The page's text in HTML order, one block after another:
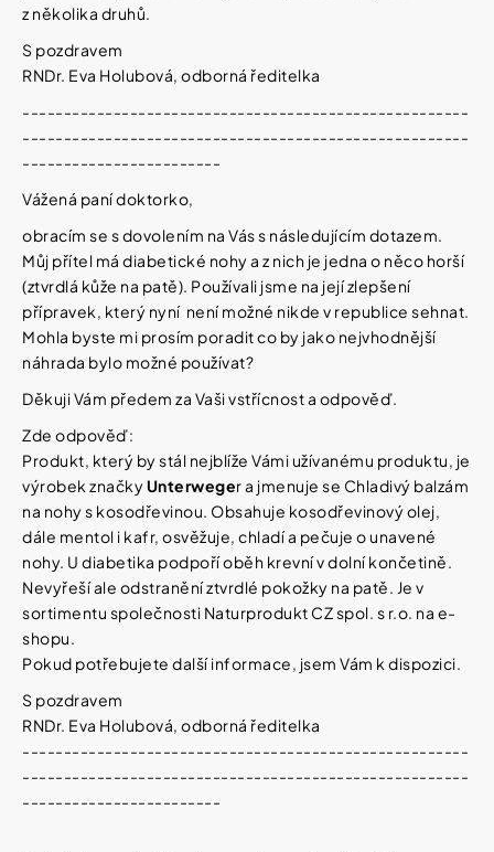
z několika druhů.
S pozdravem
RNDr. Eva Holubová, odborná ředitelka
------------------------------------------------------
------------------------------------------------------
------------------------
Vážená paní doktorko,
obracím se s dovolením na Vás s následujícím dotazem.
Můj přítel má diabetické nohy a z nich je jedna o něco horší
(ztvrdlá kůže na patě). Používali jsme na její zlepšení
přípravek, který nyní není možné nikde v republice sehnat.
Mohla byste mi prosím poradit co by jako nejvhodnější
náhrada bylo možné používat?
Děkuji Vám předem za Vaši vstřícnost a odpověď.
Zde odpověď:
Produkt, který by stál nejblíže Vámi užívanému produktu, je
výrobek značkyUnterweger a jmenuje se Chladivý balzám
na nohy s kosodřevinou. Obsahuje kosodřevinový olej,
dále mentol i kafr, osvěžuje, chladí a pečuje o unavené
nohy. U diabetika podpoří oběh krevní v dolní končetině.
Nevyřeší ale odstranění ztvrdlé pokožky na patě. Je v
sortimentu společnosti Naturprodukt CZ spol. s r.o. na e-
shopu.
Pokud potřebujete další informace, jsem Vám k dispozici.
S pozdravem
RNDr. Eva Holubová, odborná ředitelka
------------------------------------------------------
------------------------------------------------------
------------------------